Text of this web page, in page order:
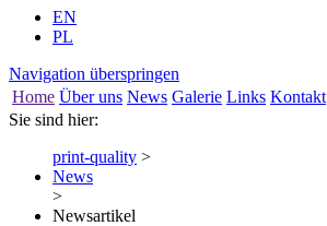
EN
PL
Navigation überspringen
Home Über uns News Galerie Links Kontakt
Sie sind hier:
print-quality >
News
>
Newsartikel